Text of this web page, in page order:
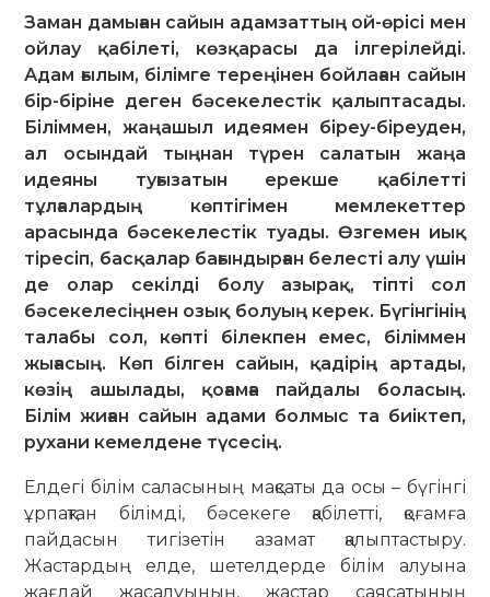
Заман дамыған сайын адамзаттың ой-өрісі мен
ойлау қабілеті, көзқарасы да ілгерілейді.
Адам ғылым, білімге тереңінен бойлаған сайын
бір-біріне деген бәсекелестік қалыптасады.
Біліммен, жаңашыл идеямен біреу-біреуден,
ал осындай тыңнан түрен салатын жаңа
идеяны туғызатын ерекше қабілетті
тұлғалардың көптігімен мемлекеттер
арасында бәсекелестік туады. Өзгемен иық
тіресіп, басқалар бағындырған белесті алу үшін
де олар секілді болу азырақ, тіпті сол
бәсекелесіңнен озық болуың керек. Бүгінгінің
талабы сол, көпті білекпен емес, біліммен
жығасың. Көп білген сайын, қадірің артады,
көзің ашылады, қоғамға пайдалы боласың.
Білім жиған сайын адами болмыс та биіктеп,
рухани кемелдене түсесің.
Елдегі білім саласының мақсаты да осы – бүгінгі
ұрпақтан білімді, бәсекеге қабілетті, қоғамға
пайдасын тигізетін азамат қалыптастыру.
Жастардың елде, шетелдерде білім алуына
жағдай жасалуының, жастар саясатының